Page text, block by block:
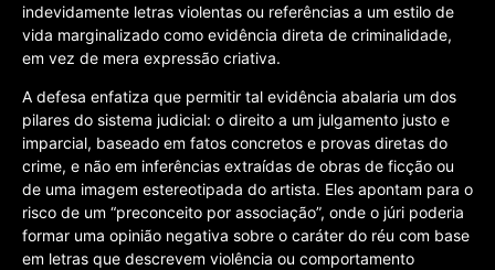
indevidamente letras violentas ou referências a um estilo de
vida marginalizado como evidência direta de criminalidade,
em vez de mera expressão criativa.
A defesa enfatiza que permitir tal evidência abalaria um dos
pilares do sistema judicial: o direito a um julgamento justo e
imparcial, baseado em fatos concretos e provas diretas do
crime, e não em inferências extraídas de obras de ficção ou
de uma imagem estereotipada do artista. Eles apontam para o
risco de um “preconceito por associação”, onde o júri poderia
formar uma opinião negativa sobre o caráter do réu com base
em letras que descrevem violência ou comportamento